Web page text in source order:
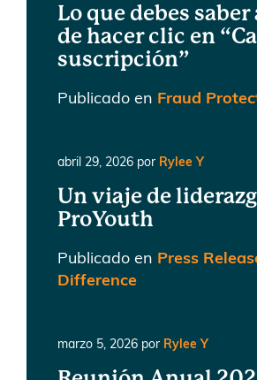
Lo que debes saber
de hacer clic en
suscripción”
Publicado en Fraud
abril 29, 2026 por Rylee Y
Un viaje de
ProYouth
Publicado en Press
Difference
marzo 5, 2026 por Rylee Y